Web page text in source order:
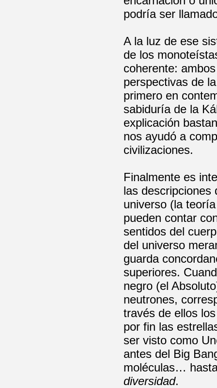
podría ser
A la luz de ese
de los
coherente:
perspectivas de
primero en
sabiduría de la
explicación
nos ayudó a
civilizaciones.
Finalmente es
las descripciones
universo (la
pueden contar
sentidos del
del universo
guarda
superiores.
negro (el
neutrones,
través de ellos
por fin las
ser visto como
antes del Big
moléculas…
diversidad.